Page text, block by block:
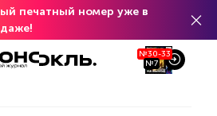
печатный номер уже в
№30-33
№7